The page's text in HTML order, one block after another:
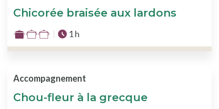
Chicorée braisée aux lardons
Difficulté
:
sur
Temps total :
1 h
Chou-fleur à la grecque
Accompagnement